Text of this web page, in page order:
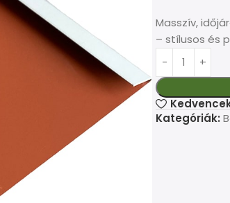
Masszív,
– stílusos és
Kategóriák: